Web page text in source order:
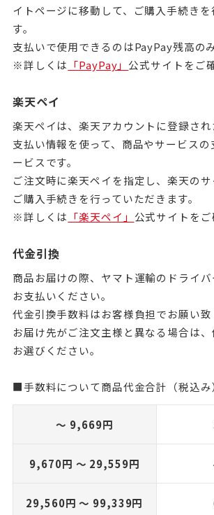
イトページに移動して、ご購入手続き
す。
支払いで使用できるのはPayPay残高の
※詳しくは 「PayPay」 公式サイトをご
楽天ペイ
楽天ペイは、楽天アカウントに登録さ
支払い情報を使って、商品やサービス
ービスです。
ご注文時に楽天ペイを指定し、楽天の
ご購入手続きを行っていただきます。
※詳しくは 「楽天ペイ」 公式サイトをご
代金引換
商品お届けの際、ヤマト運輸のドライ
お支払いください。
代金引換手数料はお客様負担でお願い致
お届け先がご注文主様と異なる場合は
お選びください。
■手数料について商品代金合計（税込み
～ 9,669円
9,670円 ～ 29,559円
29,560円 ～ 99,339円